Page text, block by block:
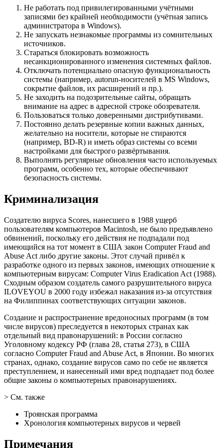
Не работать под привилегированными учётными
записями без крайней необходимости (учётная запись
администратора в Windows).
Не запускать незнакомые программы из сомнительных
источников.
Стараться блокировать возможность
несанкционированного изменения системных файлов.
Отключать потенциально опасную функциональность
системы (например, autorun-носителей в MS Windows,
сокрытие файлов, их расширений и пр.).
Не заходить на подозрительные сайты, обращать
внимание на адрес в адресной строке обозревателя.
Пользоваться только доверенными дистрибутивами.
Постоянно делать резервные копии важных данных,
желательно на носители, которые не стираются
(например, BD-R) и иметь образ системы со всеми
настройками для быстрого развёртывания.
Выполнять регулярные обновления часто используемых
программ, особенно тех, которые обеспечивают
безопасность системы.
Криминализация
Создателю вируса Scores, нанесшего в 1988 ущерб
пользователям компьютеров Macintosh, не было предъявлено
обвинений, поскольку его действия не подпадали под
имеющийся на тот момент в США закон Computer Fraud and
Abuse Act либо другие законы. Этот случай привёл к
разработке одного из первых законов, имеющих отношение к
компьютерным вирусам: Computer Virus Eradication Act (1988).
Сходным образом создатель самого разрушительного вируса
ILOVEYOU в 2000 году избежал наказания из-за отсутствия
на Филиппинах соответствующих ситуации законов.
Создание и распространение вредоносных программ (в том
числе вирусов) преследуется в некоторых странах как
отдельный вид правонарушений: в России согласно
Уголовному кодексу РФ (глава 28, статья 273), в США
согласно Computer Fraud and Abuse Act, в Японии. Во многих
странах, однако, создание вирусов само по себе не является
преступлением, и нанесенный ими вред подпадает под более
общие законы о компьютерных правонарушениях.
> См. также
Троянская программа
Хронология компьютерных вирусов и червей
Примечания